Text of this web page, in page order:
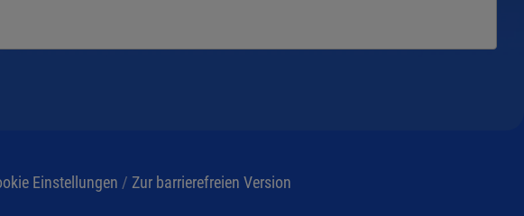
Einstellungen / Zur barrierefreien Version